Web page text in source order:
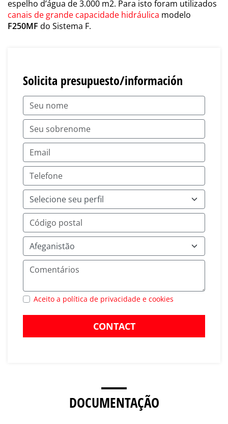
espelho d’água de 3.000 m2. Para isto foram utilizados
canais de grande capacidade hidráulica modelo
F250MF do Sistema F.
Solicita presupuesto/información
Aceito a política de privacidade e cookies
CONTACT
DOCUMENTAÇÃO